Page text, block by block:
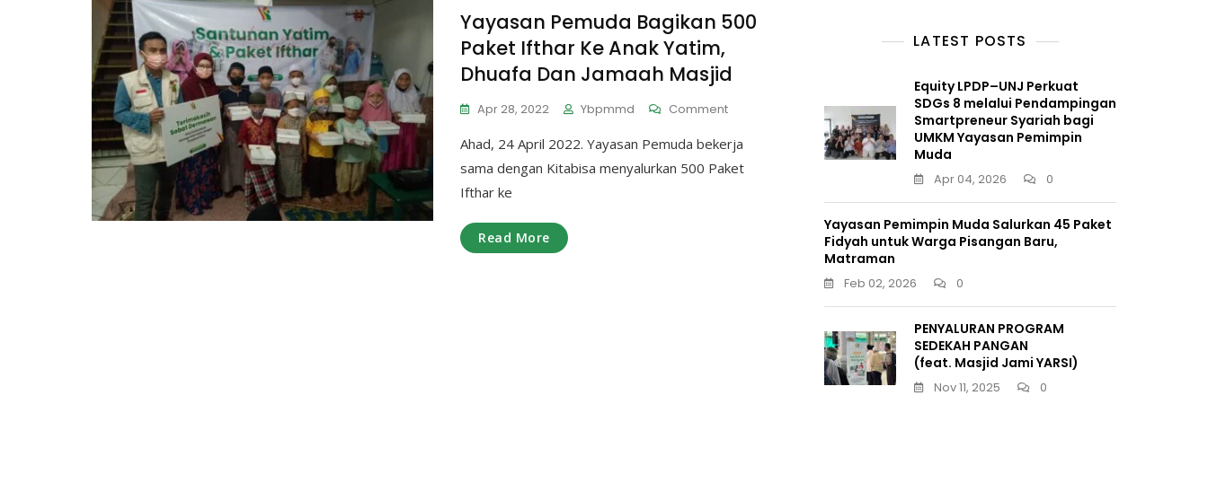
Yayasan Pemuda Bagikan 500
Paket Ifthar Ke Anak Yatim,
Dhuafa Dan Jamaah Masjid
Apr 28, 2022 Ybpmmd CommentOn
Pemuda
Bagikan
Ahad, 24 April 2022. Yayasan Pemuda bekerja
sama dengan Kitabisa menyalurkan 500 Paket
Ifthar ke
Read More
LATEST POSTS
Equity LPDP–UNJ Perkuat
SDGs 8 melalui Pendampingan
Smartpreneur Syariah bagi
UMKM Yayasan Pemimpin
Muda
Apr 04, 2026 0
Yayasan Pemimpin Muda Salurkan 45 Paket
Fidyah untuk Warga Pisangan Baru,
Matraman
Feb 02, 2026 0
PENYALURAN PROGRAM
SEDEKAH PANGAN
(feat. Masjid Jami YARSI)
Nov 11, 2025 0